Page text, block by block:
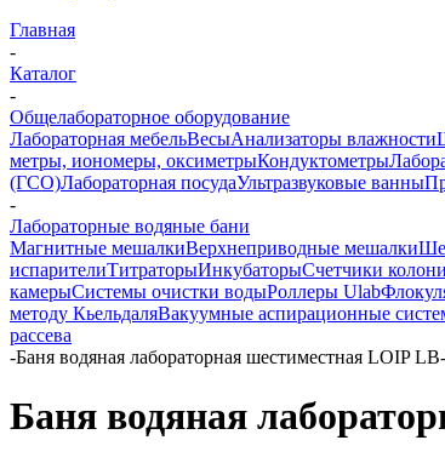
Главная
-
Каталог
-
Общелабораторное оборудование
Лабораторная мебельВесыАнализаторы влажности
метры, иономеры, оксиметрыКондуктометры
(ГСО)Лабораторная посудаУльтразвуковые ванны
-
Лабораторные водяные бани
Магнитные мешалкиВерхнеприводные мешалки
испарителиТитраторыИнкубаторыСчетчики
камерыСистемы очистки водыРоллеры Ulab
методу КьельдаляВакуумные аспирационные
рассева
-Баня водяная лабораторная шестиместная LOIP
Баня водяная